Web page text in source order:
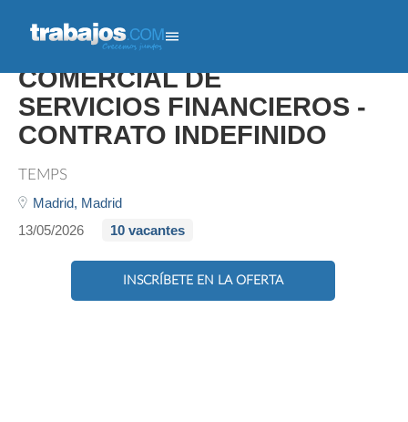
TELEOPERADOR/
COMERCIAL DE
SERVICIOS FINANCIEROS -
CONTRATO INDEFINIDO
TEMPS
Madrid, Madrid
13/05/2026
10 vacantes
INSCRÍBETE EN LA OFERTA